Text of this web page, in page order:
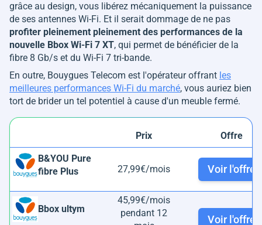
grâce au design, vous libérez mécaniquement la puissance
de ses antennes Wi-Fi. Et il serait dommage de ne pas
profiter pleinement pleinement des performances de la
nouvelle Bbox Wi-Fi 7 XT, qui permet de bénéficier de la
fibre 8 Gb/s et du Wi-Fi 7 tri-bande.
En outre, Bouygues Telecom est l'opérateur offrant les
meilleures performances Wi-Fi du marché, vous auriez bien
tort de brider un tel potentiel à cause d'un meuble fermé.
Prix Offre
B&YOU Pure
fibre Plus
27,99€/mois Voir l'offre
Bbox ultym
45,99€/mois
pendant 12
Voir l'offre